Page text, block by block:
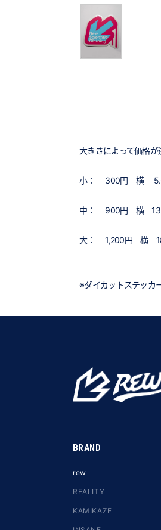
大きさによって価格が
小： 300円 横
中： 900円 横
大： 1,200円 横
※ダイカットステッカ
BRAND
rew
REALITY
KAMIKAZE